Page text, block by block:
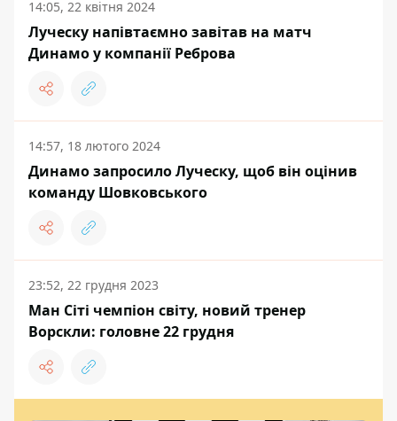
14:05, 22 квітня 2024
Луческу напівтаємно завітав на матч
Динамо у компанії Реброва
14:57, 18 лютого 2024
Динамо запросило Луческу, щоб він оцінив
команду Шовковського
23:52, 22 грудня 2023
Ман Сіті чемпіон світу, новий тренер
Ворскли: головне 22 грудня